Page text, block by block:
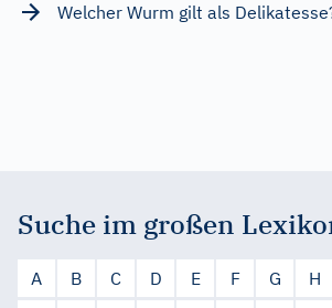
Welcher Wurm gilt als
Suche im großen
A B C D E F G H